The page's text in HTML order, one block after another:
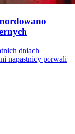
dniach
napastnicy porwali